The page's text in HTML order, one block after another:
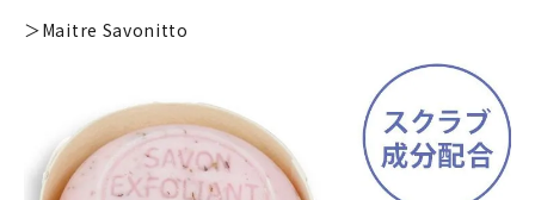
＞Maitre Savonitto